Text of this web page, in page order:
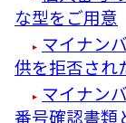
な型をご用意
マイナン
供を拒否され
マイナン
番号確認書類